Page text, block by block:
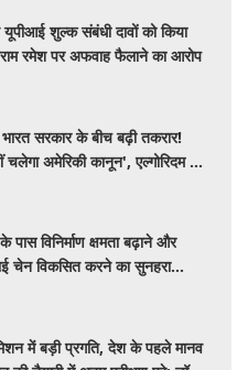
यूपीआई शुल्क संबंधी दावों को किया
रमेश पर अफवाह फैलाने का आरोप
सरकार के बीच बढ़ी तकरार!
चलेगा अमेरिकी कानून', एल्गोरिदम को
पास विनिर्माण क्षमता बढ़ाने और
चेन विकसित करने का सुनहरा
में बड़ी प्रगति, देश के पहले मानव